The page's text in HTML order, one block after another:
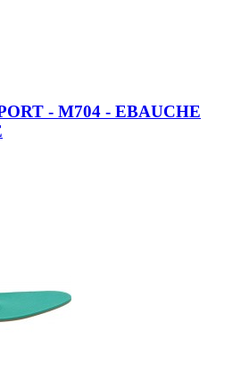
- M704 - EBAUCHE